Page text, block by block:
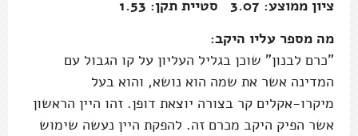
ציון ממוצע: 3.07 סטיית תקן: 1.53
מה מספר עליו היקב:
"כרם לבנון" שוכן בגליל העליון על קו הגבול עם
המדינה אשר את שמה הוא נושא, והוא בעל
מיקרו-אקלים קר בצורה יוצאת דופן. זהו היין הראשון
אשר הפיק היקב מכרם זה. להפקת היין נעשה שימוש